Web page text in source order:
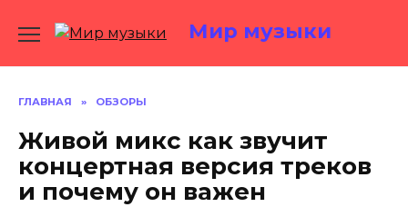
Мир музыки
ГЛАВНАЯ » ОБЗОРЫ
Живой микс как звучит
концертная версия треков
и почему он важен